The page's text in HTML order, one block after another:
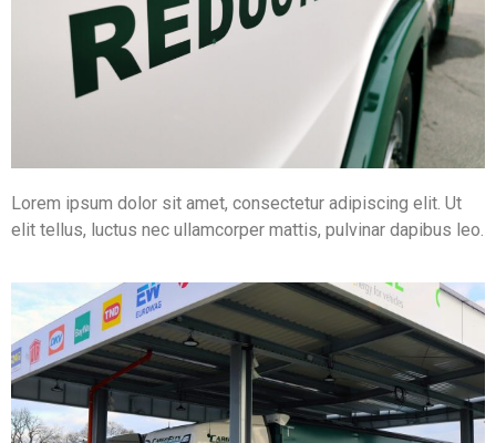
Lorem ipsum dolor sit amet, consectetur adipiscing elit. Ut
elit tellus, luctus nec ullamcorper mattis, pulvinar dapibus leo.